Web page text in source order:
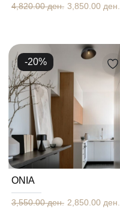
4,820.00 ден. 3,850.00 ден.
-20%
ΟΝΙΑ
3,550.00 ден. 2,850.00 ден.